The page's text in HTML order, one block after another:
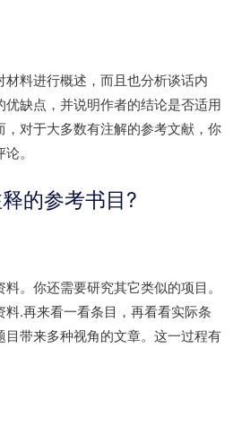
料进行概述，而且也分析谈话内
缺点，并说明作者的结论是否适用
，对于大多数有注解的参考文献，你
。
的参考书目?
。你还需要研究其它类似的项目。
.再来看一看条目，再看看实际条
目带来多种视角的文章。这一过程有